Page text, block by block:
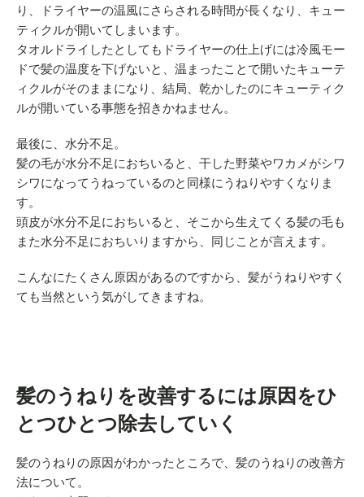
り、ドライヤーの温風にさらされる時間が長くなり、キュー
ティクルが開いてしまいます。
タオルドライしたとしてもドライヤーの仕上げには冷風モー
ドで髪の温度を下げないと、温まったことで開いたキューテ
ィクルがそのままになり、結局、乾かしたのにキューティク
ルが開いている事態を招きかねません。
最後に、水分不足。
髪の毛が水分不足におちいると、干した野菜やワカメがシワ
シワになってうねっているのと同様にうねりやすくなりま
す。
頭皮が水分不足におちいると、そこから生えてくる髪の毛も
また水分不足におちいりますから、同じことが言えます。
こんなにたくさん原因があるのですから、髪がうねりやすく
ても当然という気がしてきますね。
髪のうねりを改善するには原因をひ
とつひとつ除去していく
髪のうねりの原因がわかったところで、髪のうねりの改善方
法について。